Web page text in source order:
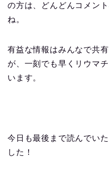
の方は、どんどんコメン
ね。
有益な情報はみんなで共
が、一刻でも早くリウマ
います。
今日も最後まで読んでい
した！